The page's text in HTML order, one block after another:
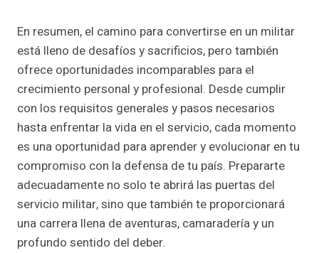
En resumen, el camino para convertirse en un militar
está lleno de desafíos y sacrificios, pero también
ofrece oportunidades incomparables para el
crecimiento personal y profesional. Desde cumplir
con los requisitos generales y pasos necesarios
hasta enfrentar la vida en el servicio, cada momento
es una oportunidad para aprender y evolucionar en tu
compromiso con la defensa de tu país. Prepararte
adecuadamente no solo te abrirá las puertas del
servicio militar, sino que también te proporcionará
una carrera llena de aventuras, camaradería y un
profundo sentido del deber.